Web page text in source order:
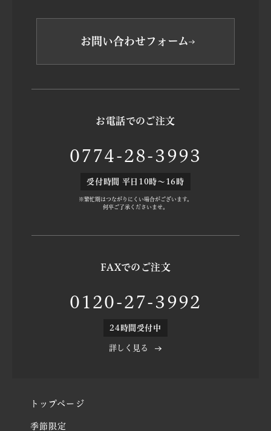
お問い合わせフォーム
お電話でのご注文
0774-28-3993
受付時間 平日10時～16時
※繁忙期はつながりにくい場合がございます。
何卒ご了承くださいませ。
FAXでのご注文
0120-27-3992
24時間受付中
詳しく見る
トップページ
季節限定